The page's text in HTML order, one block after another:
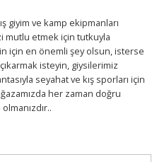
giyim ve kamp ekipmanları
mutlu etmek için tutkuyla
için en önemli şey olsun, isterse
isteyin, giysilerimiz
seyahat ve kış sporları için
her zaman doğru